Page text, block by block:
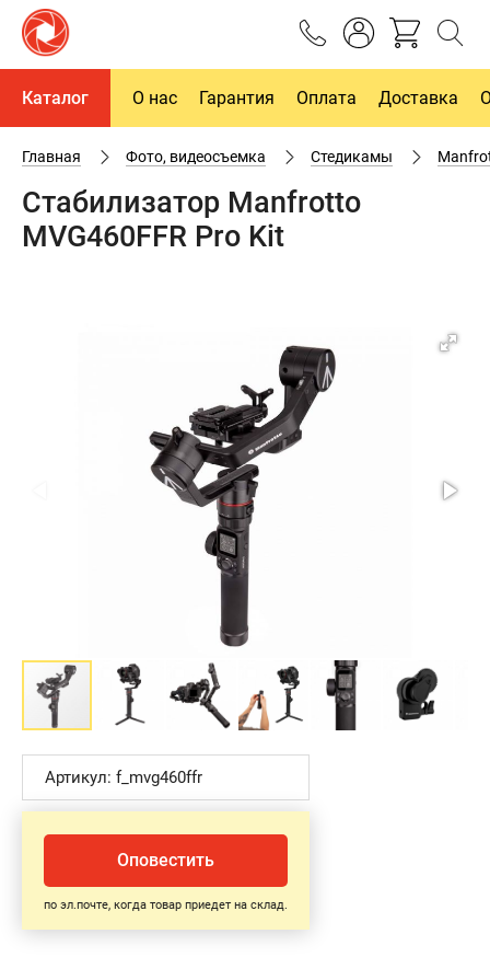
Каталог О нас Гарантия Оплата Доставка
Главная Фото, видеосъемка Cтедикамы
Стабилизатор Manfrotto
MVG460FFR Pro Kit
Артикул: f_mvg460ffr
Оповестить
по эл.почте, когда товар приедет на склад.